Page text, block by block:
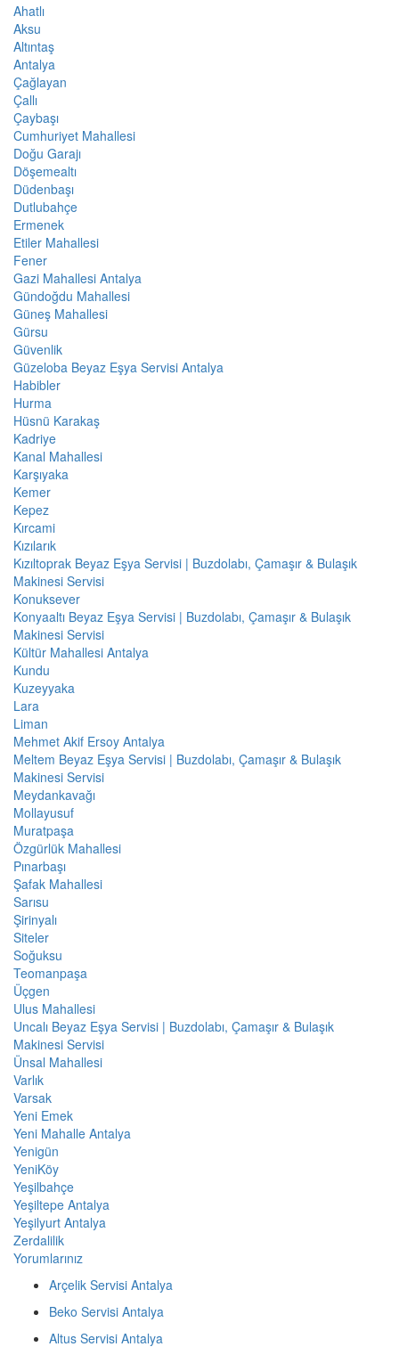
Ahatlı
Aksu
Altıntaş
Antalya
Çağlayan
Çallı
Çaybaşı
Cumhuriyet Mahallesi
Doğu Garajı
Döşemealtı
Düdenbaşı
Dutlubahçe
Ermenek
Etiler Mahallesi
Fener
Gazi Mahallesi Antalya
Gündoğdu Mahallesi
Güneş Mahallesi
Gürsu
Güvenlik
Güzeloba Beyaz Eşya Servisi Antalya
Habibler
Hurma
Hüsnü Karakaş
Kadriye
Kanal Mahallesi
Karşıyaka
Kemer
Kepez
Kırcami
Kızılarık
Kızıltoprak Beyaz Eşya Servisi | Buzdolabı, Çamaşır & Bulaşık
Makinesi Servisi
Konuksever
Konyaaltı Beyaz Eşya Servisi | Buzdolabı, Çamaşır & Bulaşık
Makinesi Servisi
Kültür Mahallesi Antalya
Kundu
Kuzeyyaka
Lara
Liman
Mehmet Akif Ersoy Antalya
Meltem Beyaz Eşya Servisi | Buzdolabı, Çamaşır & Bulaşık
Makinesi Servisi
Meydankavağı
Mollayusuf
Muratpaşa
Özgürlük Mahallesi
Pınarbaşı
Şafak Mahallesi
Sarısu
Şirinyalı
Siteler
Soğuksu
Teomanpaşa
Üçgen
Ulus Mahallesi
Uncalı Beyaz Eşya Servisi | Buzdolabı, Çamaşır & Bulaşık
Makinesi Servisi
Ünsal Mahallesi
Varlık
Varsak
Yeni Emek
Yeni Mahalle Antalya
Yenigün
YeniKöy
Yeşilbahçe
Yeşiltepe Antalya
Yeşilyurt Antalya
Zerdalilik
Yorumlarınız
Arçelik Servisi Antalya
Beko Servisi Antalya
Altus Servisi Antalya